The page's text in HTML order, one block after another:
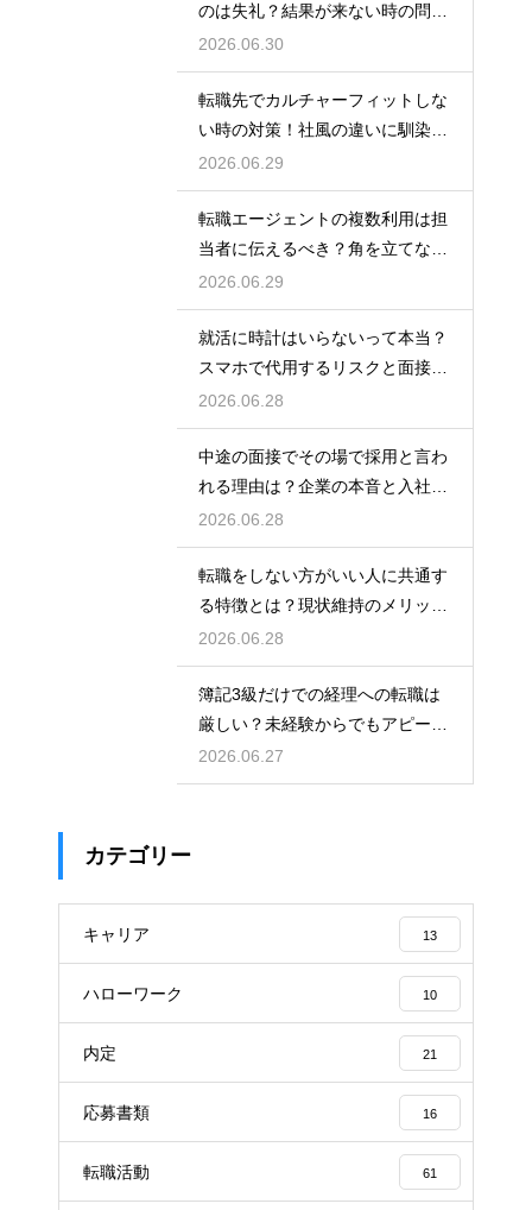
のは失礼？結果が来ない時の問い
合わせ方法と心構え
2026.06.30
転職先でカルチャーフィットしな
い時の対策！社風の違いに馴染ん
でいくためのコツ
2026.06.29
転職エージェントの複数利用は担
当者に伝えるべき？角を立てない
上手な伝え方
2026.06.29
就活に時計はいらないって本当？
スマホで代用するリスクと面接官
に与える印象
2026.06.28
中途の面接でその場で採用と言わ
れる理由は？企業の本音と入社を
決める前の注意点
2026.06.28
転職をしない方がいい人に共通す
る特徴とは？現状維持のメリット
と後悔を防ぐ考え方
2026.06.28
簿記3級だけでの経理への転職は
厳しい？未経験からでもアピール
して内定を得る方法
2026.06.27
カテゴリー
キャリア 13
ハローワーク 10
内定 21
応募書類 16
転職活動 61